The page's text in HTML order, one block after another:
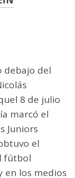
debajo del
8 de julio
marcó el
Juniors
el
fútbol
en los medios